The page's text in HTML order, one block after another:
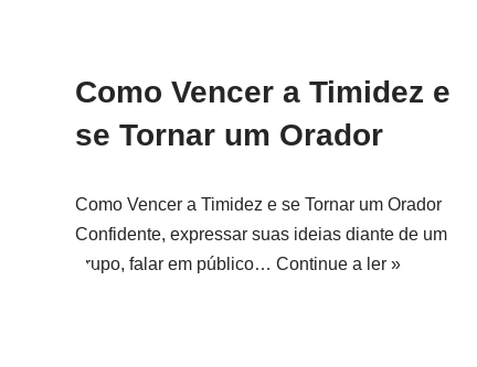
Como Vencer a Timidez e
se Tornar um Orador
Como Vencer a Timidez e se Tornar um Orador
Confidente, expressar suas ideias diante de um
grupo, falar em público…Continue a ler »